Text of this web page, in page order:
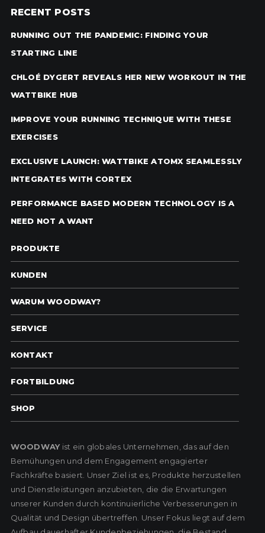
RECENT POSTS
RUNNING OUT THE PANDEMIC: FINDING YOUR
STARTING LINE
CHLOÉ DYGERT REVEALS HER NEW WORKOUT IN THE
WATTBIKE HUB
IMPROVE YOUR RUNNING TECHNIQUE WITH THESE
EXERCISES
EXCLUSIVE LAUNCH: WATTBIKE ATOMX SEAMLESSLY
INTEGRATES WITH CORTEX
PERFORMANCE BASED MODERN TECHNOLOGY IS A
NEED NOT A WANT
PRODUKTE
KUNDEN
WARUM WOODWAY?
SERVICE
KONTAKT
FORTBILDUNG
SHOP
WOODWAYist ein globales Unternehmen, das auf den
Bemühungen und dem Engagement engagierter
Fachkräfte basiert. Unser Ziel ist es, Produkte herzustellen
und Dienstleistungen anzubieten, die die Erwartungen
unserer Kunden durch kontinuierliche Verbesserungen in
Qualität und Design übertreffen. Unser Fokus liegt auf dem